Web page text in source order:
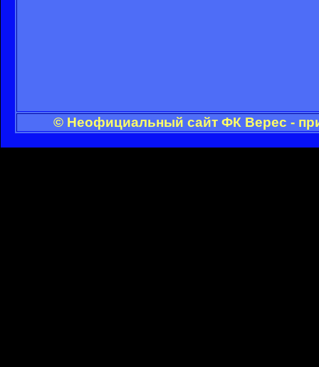
© Неофициальный сайт ФК Верес -